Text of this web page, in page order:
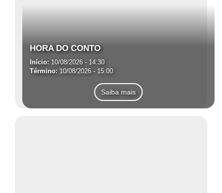
HORA DO CONTO
Início: 10/08/2026 - 14:30
Término: 10/08/2026 - 15:00
Saiba mais